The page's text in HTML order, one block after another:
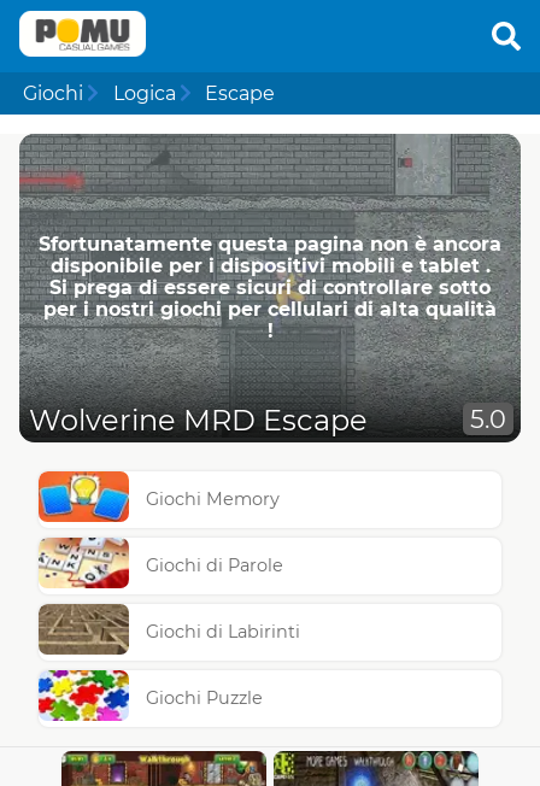
Giochi Logica Escape
Sfortunatamente questa pagina non è ancora
disponibile per i dispositivi mobili e tablet .
Si prega di essere sicuri di controllare sotto
per i nostri giochi per cellulari di alta qualità
!
Wolverine MRD Escape 5.0
Giochi Memory
Giochi di Parole
Giochi di Labirinti
Giochi Puzzle